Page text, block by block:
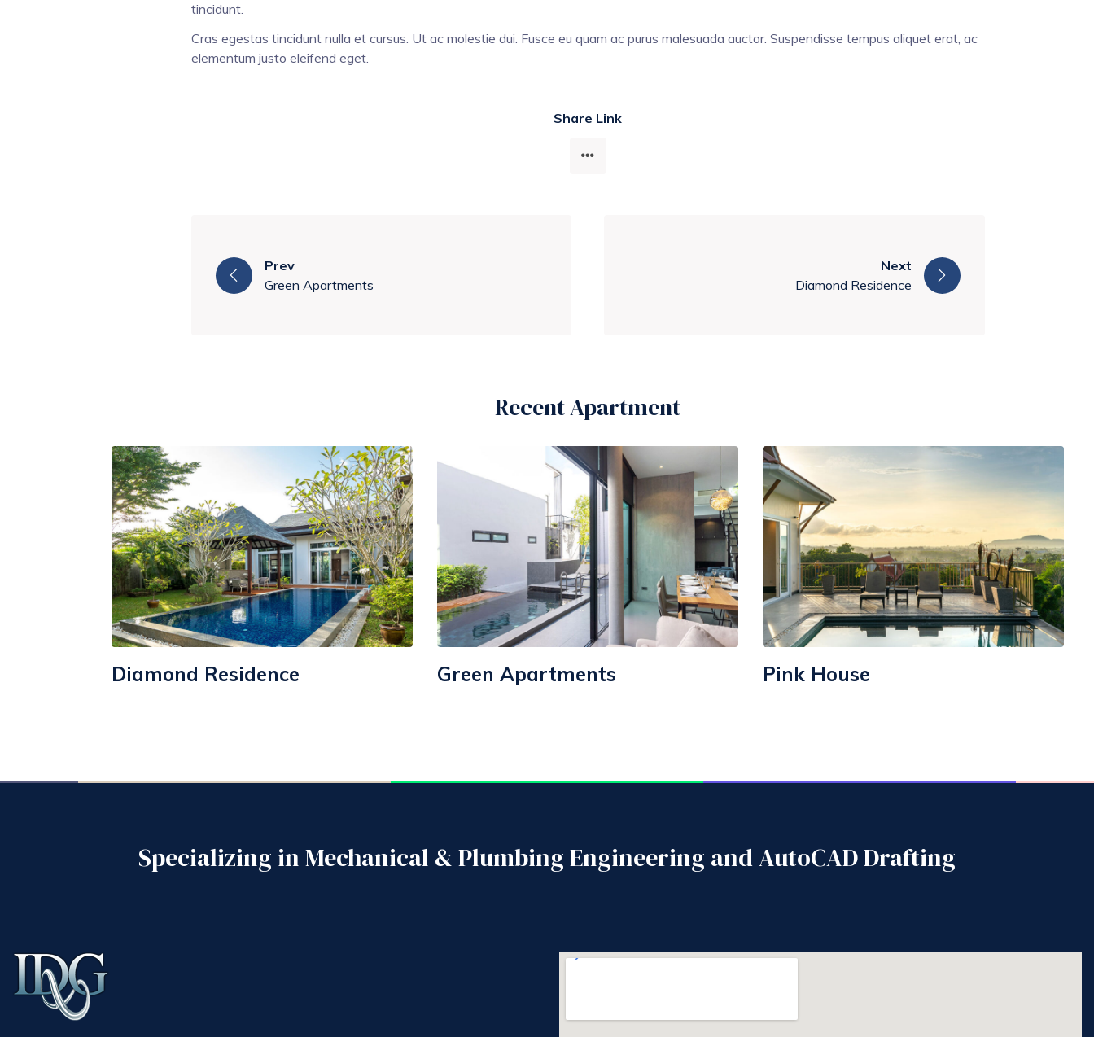
tincidunt.
Cras egestas tincidunt nulla et cursus. Ut ac molestie dui. Fusce eu quam ac purus malesuada auctor. Suspendisse tempus aliquet erat, ac
elementum justo eleifend eget.
Share Link
Prev
Green Apartments
Next
Diamond Residence
Recent Apartment
Diamond Residence Green Apartments Pink House
Specializing in Mechanical & Plumbing Engineering and AutoCAD Drafting